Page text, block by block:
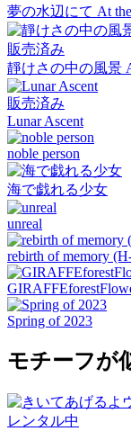
夢の水辺にて At the
販売済み
靜けさの中の風景
販売済み
Lunar Ascent
noble person
海で戯れる少女
unreal
rebirth of memory
Spring of 2023
モチーフが
レンタル中